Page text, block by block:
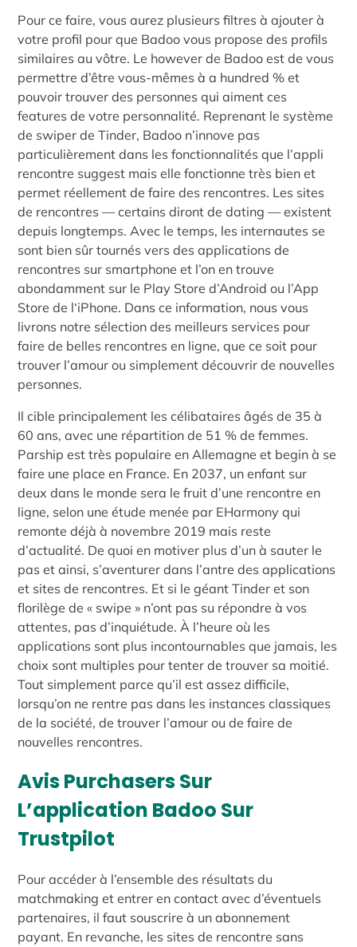
Pour ce faire, vous aurez plusieurs filtres à ajouter à
votre profil pour que Badoo vous propose des profils
similaires au vôtre. Le however de Badoo est de vous
permettre d’être vous-mêmes à a hundred % et
pouvoir trouver des personnes qui aiment ces
features de votre personnalité. Reprenant le système
de swiper de Tinder, Badoo n’innove pas
particulièrement dans les fonctionnalités que l’appli
rencontre suggest mais elle fonctionne très bien et
permet réellement de faire des rencontres. Les sites
de rencontres — certains diront de dating — existent
depuis longtemps. Avec le temps, les internautes se
sont bien sûr tournés vers des applications de
rencontres sur smartphone et l’on en trouve
abondamment sur le Play Store d’Android ou l’App
Store de l‘iPhone. Dans ce information, nous vous
livrons notre sélection des meilleurs services pour
faire de belles rencontres en ligne, que ce soit pour
trouver l’amour ou simplement découvrir de nouvelles
personnes.
Il cible principalement les célibataires âgés de 35 à
60 ans, avec une répartition de 51 % de femmes.
Parship est très populaire en Allemagne et begin à se
faire une place en France. En 2037, un enfant sur
deux dans le monde sera le fruit d’une rencontre en
ligne, selon une étude menée par EHarmony qui
remonte déjà à novembre 2019 mais reste
d’actualité. De quoi en motiver plus d’un à sauter le
pas et ainsi, s’aventurer dans l’antre des applications
et sites de rencontres. Et si le géant Tinder et son
florilège de « swipe » n’ont pas su répondre à vos
attentes, pas d’inquiétude. À l’heure où les
applications sont plus incontournables que jamais, les
choix sont multiples pour tenter de trouver sa moitié.
Tout simplement parce qu’il est assez difficile,
lorsqu’on ne rentre pas dans les instances classiques
de la société, de trouver l’amour ou de faire de
nouvelles rencontres.
Avis Purchasers Sur
L’application Badoo Sur
Trustpilot
Pour accéder à l’ensemble des résultats du
matchmaking et entrer en contact avec d’éventuels
partenaires, il faut souscrire à un abonnement
payant. En revanche, les sites de rencontre sans